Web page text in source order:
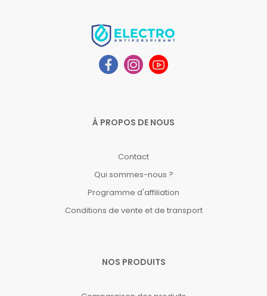
À PROPOS DE NOUS
Contact
Qui sommes-nous ?
Programme d'affiliation
Conditions de vente et de transport
NOS PRODUITS